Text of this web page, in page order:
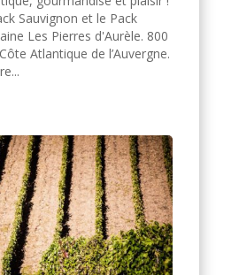
Sauvignon et le Pack
Les Pierres d'Aurèle. 800
Atlantique de l’Auvergne.